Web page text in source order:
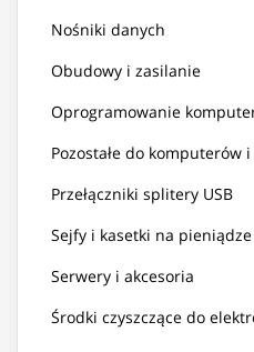
Nośniki danych
Obudowy i zasilanie
Oprogramowanie
Pozostałe do komputerów
Przełączniki splitery USB
Sejfy i kasetki na pieniądze
Serwery i akcesoria
Środki czyszczące do